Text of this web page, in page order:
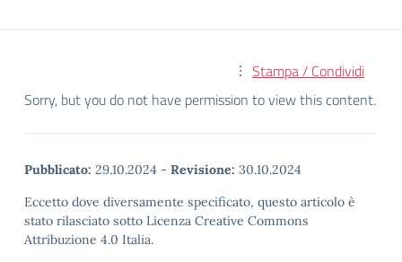
Stampa / Condividi
Sorry, but you do not have permission to view this content.
Pubblicato: 29.10.2024 - Revisione: 30.10.2024
Eccetto dove diversamente specificato, questo articolo è
stato rilasciato sotto Licenza Creative Commons
Attribuzione 4.0 Italia.